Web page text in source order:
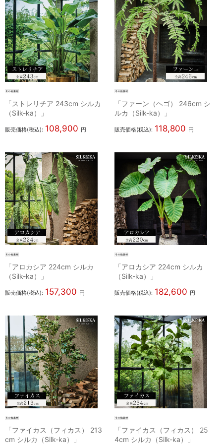
「ストレリチア 243cm シルカ
（Silk-ka）」
販売価格(税込): 108,900 円
「ファーン（ヘゴ） 246cm シ
ルカ（Silk-ka）」
販売価格(税込): 118,800 円
「アロカシア 224cm シルカ
（Silk-ka）」
販売価格(税込): 157,300 円
「アロカシア 224cm シルカ
（Silk-ka）」
販売価格(税込): 182,600 円
「ファイカス（フィカス） 213
cm シルカ（Silk-ka）」
「ファイカス（フィカス） 25
4cm シルカ（Silk-ka）」